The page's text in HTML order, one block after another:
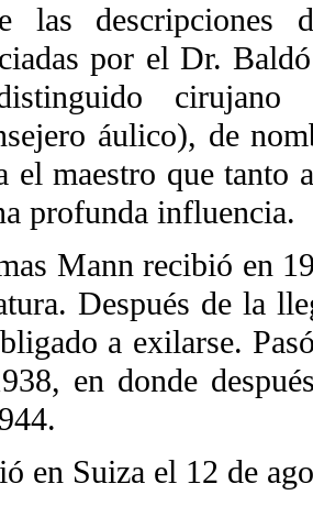
las descripciones
por el Dr.
cirujano
áulico), de
el maestro que tanto
profunda influencia.
Mann recibió en
Después de la
a exilarse.
en donde
en Suiza el 12 de